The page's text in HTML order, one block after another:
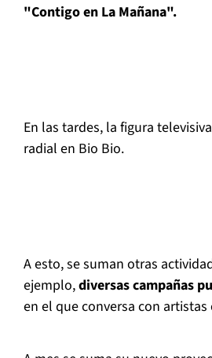
"Contigo en La Mañana".
En las tardes, la figura
radial en Bio Bio.
A esto, se suman otras
ejemplo,diversas campañas
en el que conversa con